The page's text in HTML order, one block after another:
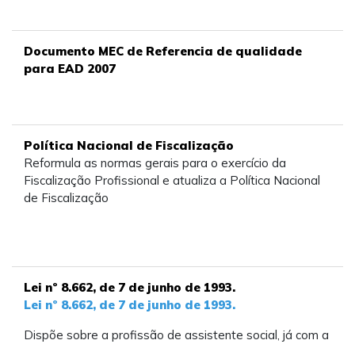
Documento MEC de Referencia de qualidade
para EAD 2007
Política Nacional de Fiscalização
Reformula as normas gerais para o exercício da
Fiscalização Profissional e atualiza a Política Nacional
de Fiscalização
Lei nº 8.662, de 7 de junho de 1993.
Lei nº 8.662, de 7 de junho de 1993.
Dispõe sobre a profissão de assistente social, já com a